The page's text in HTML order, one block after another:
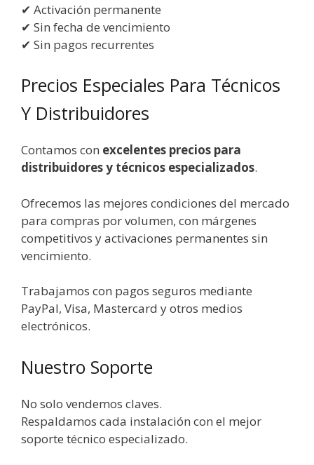
✔ Activación permanente
✔ Sin fecha de vencimiento
✔ Sin pagos recurrentes
Precios Especiales Para Técnicos
Y Distribuidores
Contamos con excelentes precios para
distribuidores y técnicos especializados.
Ofrecemos las mejores condiciones del mercado
para compras por volumen, con márgenes
competitivos y activaciones permanentes sin
vencimiento.
Trabajamos con pagos seguros mediante
PayPal, Visa, Mastercard y otros medios
electrónicos.
Nuestro Soporte
No solo vendemos claves.
Respaldamos cada instalación con el mejor
soporte técnico especializado.